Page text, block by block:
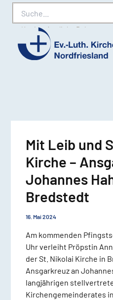
Suche
Karriere Amtliche
Ev.-
Mit Leib und
Kirche –
Johannes
Bredstedt
16. Mai 2024
Am kommenden
Uhr verleiht Pröpstin
der St. Nikolai Kirche in
Ansgarkreuz an
langjährigen
Kirchengemeinderates